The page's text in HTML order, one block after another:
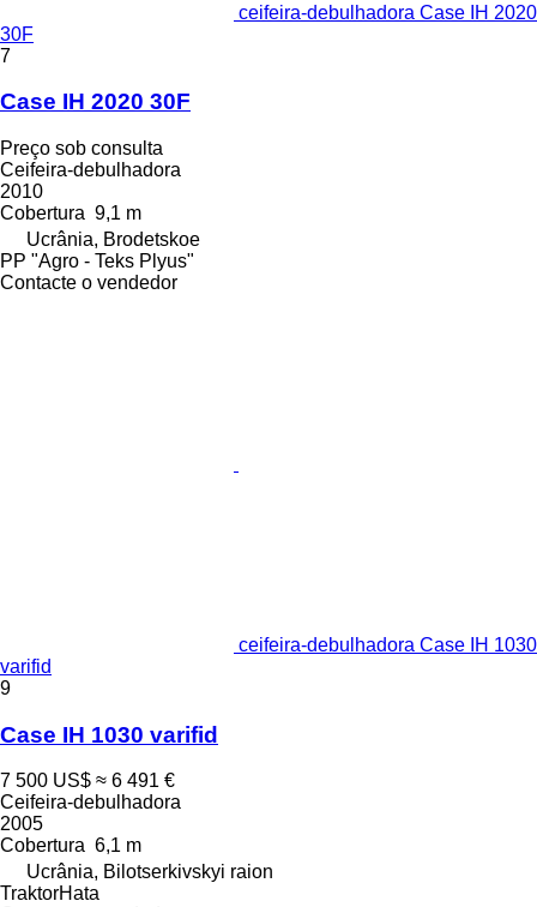
ceifeira-debulhadora Case IH 2020
30F
7
Case IH 2020 30F
Preço sob consulta
Ceifeira-debulhadora
2010
Cobertura 9,1 m
Ucrânia, Brodetskoe
PP "Agro - Teks Plyus"
Contacte o vendedor
ceifeira-debulhadora Case IH 1030
varifid
9
Case IH 1030 varifid
7 500 US$ ≈ 6 491 €
Ceifeira-debulhadora
2005
Cobertura 6,1 m
Ucrânia, Bilotserkivskyi raion
TraktorHata